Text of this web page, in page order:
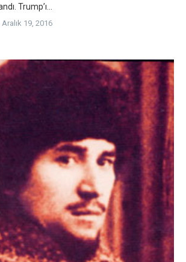
Trump’ı...
Aralık 19, 2016